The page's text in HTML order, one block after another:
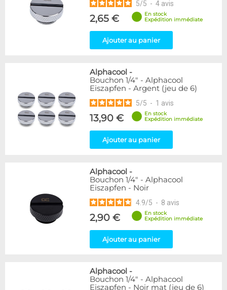
Raccord en Y
5
39
280
24
Femelle / Femelle
Mâle
61
Mâle / Femelle
120
44
1
Forme
Adaptateur
Bouchon
12
5
5/5 - 4 avis
2,65 €
En stock
Expédition immédiate
Ajouter au panier
Alphacool -
Bouchon 1/4" - Alphacool
Eiszapfen - Argent (jeu de 6)
5/5 - 1 avis
13,90 €
En stock
Expédition immédiate
Ajouter au panier
Alphacool -
Bouchon 1/4" - Alphacool
Eiszapfen - Noir
4.9/5 - 8 avis
2,90 €
En stock
Expédition immédiate
Ajouter au panier
Alphacool -
Bouchon 1/4" - Alphacool
Eiszapfen - Noir mat (jeu de 6)